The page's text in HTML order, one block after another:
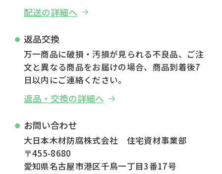
配送の詳細へ
返品交換
万一商品に破損・汚損が見られる不良品、ご注
文と異なる商品をお届けの場合、商品到着後7
日以内にご連絡ください。
返品・交換の詳細へ
お問い合わせ
大日本木材防腐株式会社 住宅資材事業部
〒455-8680
愛知県名古屋市港区千鳥一丁目3番17号